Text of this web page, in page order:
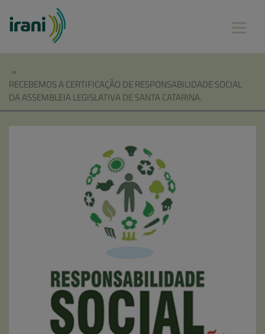
»
RECEBEMOS A CERTIFICAÇÃO DE RESPONSABILIDADE SOCIAL
DA ASSEMBLEIA LEGISLATIVA DE SANTA CATARINA.